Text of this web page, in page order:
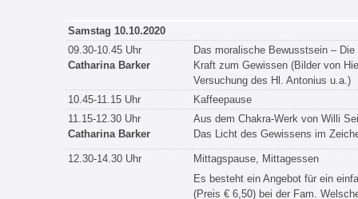
Samstag 10.10.2020
09.30-10.45 Uhr
Catharina Barker
Das moralische Bewusstsein – Die
Kraft zum Gewissen (Bilder von
Versuchung des Hl. Antonius u.a.)
10.45-11.15 Uhr
Kaffeepause
11.15-12.30 Uhr
Catharina Barker
Aus dem Chakra-Werk von Willi
Das Licht des Gewissens im
12.30-14.30 Uhr
Mittagspause, Mittagessen
Es besteht ein Angebot für ein
(Preis € 6,50) bei der Fam.